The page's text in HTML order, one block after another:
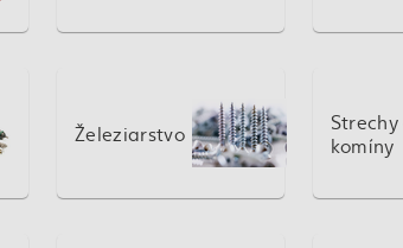
Železiarstvo
Strechy
komíny